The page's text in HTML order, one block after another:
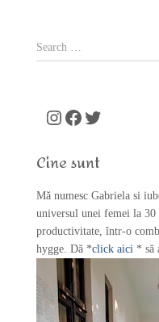
S
e
o
:
Instagram Facebook Twitter
Cine sunt
Mă numesc Gabriela si
universul unei femei la
productivitate, într-o
hygge. Dă *click aici * să